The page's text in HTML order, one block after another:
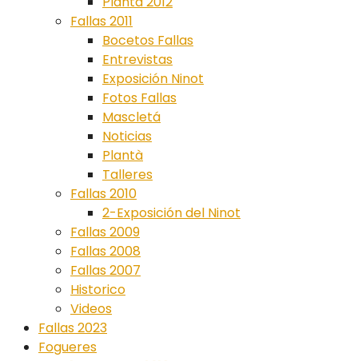
Fallas 2011
Bocetos Fallas
Entrevistas
Exposición Ninot
Fotos Fallas
Mascletá
Noticias
Plantà
Talleres
Fallas 2010
2-Exposición del Ninot
Fallas 2009
Fallas 2008
Fallas 2007
Historico
Videos
Fallas 2023
Fogueres